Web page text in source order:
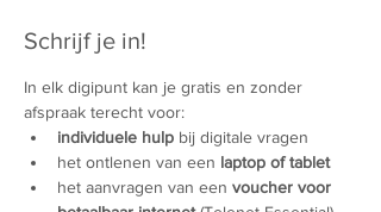
Schrijf je in!
In elk digipunt kan je gratis en zonder
afspraak terecht voor:
individuele hulp bij digitale vragen
het ontlenen van een laptop of tablet
het aanvragen van een voucher voor